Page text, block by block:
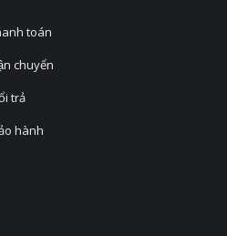
toán
chuyển
trả
hành